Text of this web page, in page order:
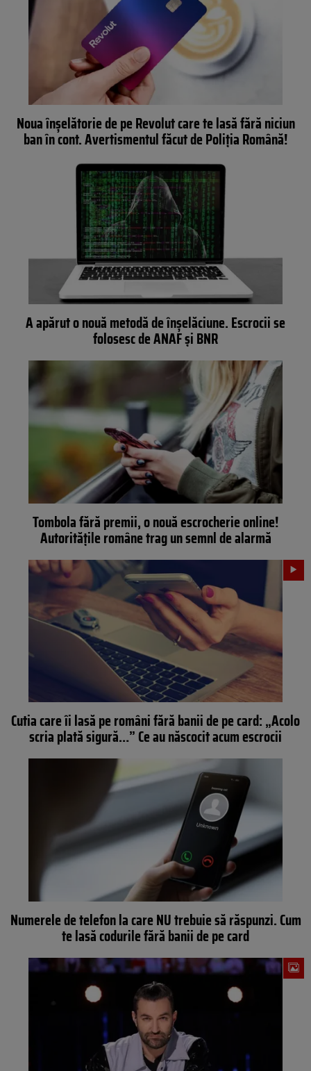
Noua înșelătorie de pe Revolut care te lasă fără niciun
ban în cont. Avertismentul făcut de Poliția Română!
A apărut o nouă metodă de înșelăciune. Escrocii se
folosesc de ANAF și BNR
Tombola fără premii, o nouă escrocherie online!
Autoritățile române trag un semnl de alarmă
Cutia care îi lasă pe români fără banii de pe card: „Acolo
scria plată sigură…” Ce au născocit acum escrocii
Numerele de telefon la care NU trebuie să răspunzi. Cum
te lasă codurile fără banii de pe card